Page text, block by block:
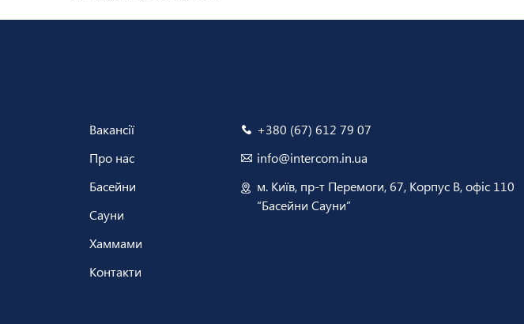
Вакансії
Про нас
Басейни
Сауни
Хаммами
Контакти
+380 (67) 612 79 07
info@intercom.in.ua
м. Київ, пр-т Перемоги, 67, Корпус В, офіс 110
“Басейни Сауни”